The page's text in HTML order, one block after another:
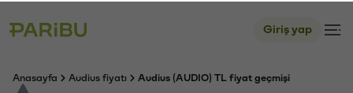
Giriş yap
Anasayfa Audius fiyatı Audius (AUDIO) TL fiyat geçmişi